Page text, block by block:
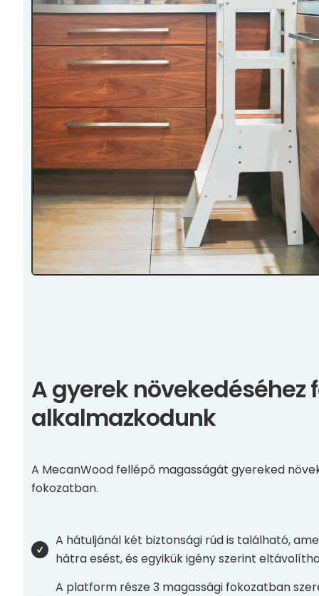
A gyerek
alkalmazkodunk
A MecanWood fellépő magasságát gyereked
fokozatban.
A hátuljánál két biztonsági rúd is található,
hátra esést, és egyikük igény szerint
A platform része 3 magassági fokozatban